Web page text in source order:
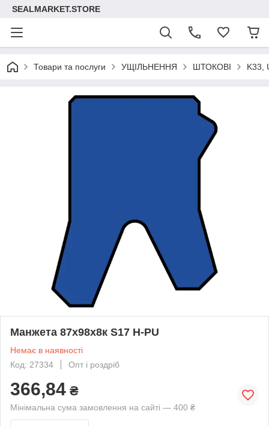
SEALMARKET.STORE
Товари та послуги УЩІЛЬНЕННЯ ШТОКОВІ K33,
Манжета 87х98х8к S17 H-PU
Немає в наявності
Код: 27334
Опт і роздріб
366,84 ₴
Мінімальна сума замовлення на сайті — 400 ₴